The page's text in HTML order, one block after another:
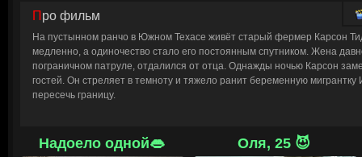
Про фильм
На пустынном ранчо в Южном Техасе живёт старый фермер Карсон
медленно, а одиночество стало его постоянным спутником. Жена
пограничном патруле, отдалился от отца. Однажды ночью Карсон
гостей. Он стреляет в темноту и тяжело ранит беременную мигрантку
пересечь границу.
помочь ей, рискуя быть пойманным собственным сыном. Ирена,
преследований, никому не доверяет. Их вынужденное соседство
Надоело одной👄 Оля, 25 😈